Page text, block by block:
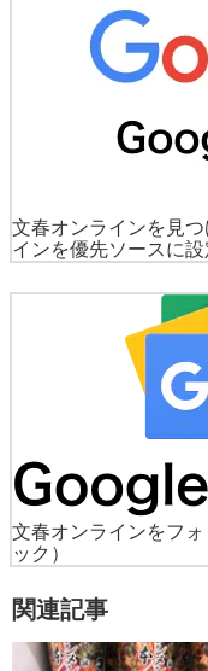
文春オンラインを見
インを優先ソースに設
文春オンラインをフォ
ック）
関連記事